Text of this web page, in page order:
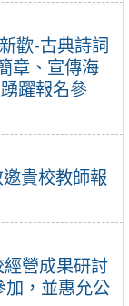
歡-古典詩詞
章、宣傳海
躍報名參
貴校教師報
營成果研討
加，並惠允公